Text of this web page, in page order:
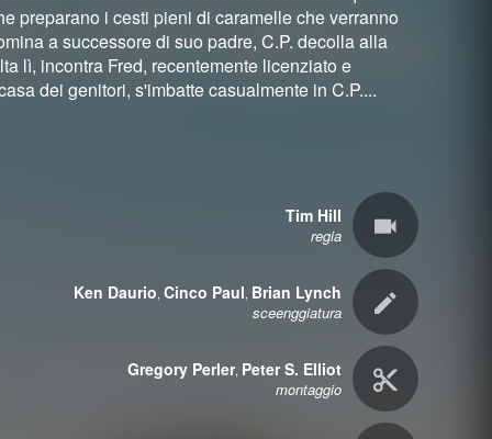
preparano i cesti pieni di caramelle che verranno
a successore di suo padre, C.P. decolla alla
lì, incontra Fred, recentemente licenziato e
dei genitori, s'imbatte casualmente in C.P....
Tim Hill
regia
Ken Daurio Cinco Paul Brian Lynch
sceenggiatura
Gregory Perler, Peter S. Elliot
montaggio